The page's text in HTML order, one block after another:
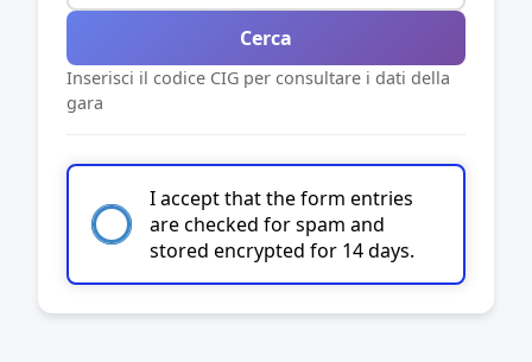
Cerca
Inserisci il codice CIG per consultare i dati della
gara
I accept that the form entries
are checked for spam and
stored encrypted for 14 days.